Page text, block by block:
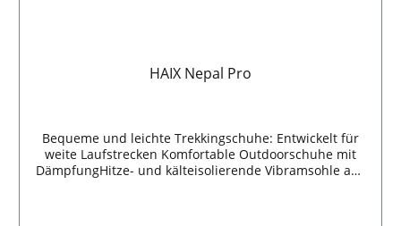
HAIX Nepal Pro
Bequeme und leichte Trekkingschuhe: Entwickelt für
weite Laufstrecken Komfortable Outdoorschuhe mit
DämpfungHitze- und kälteisolierende Vibramsohle aus